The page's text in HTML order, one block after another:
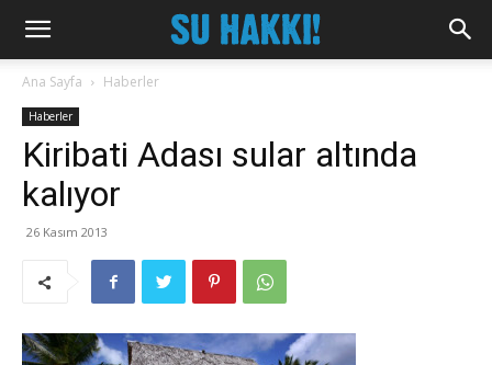
Ana Sayfa Haberler
Haberler
Kiribati Adası sular altında
kalıyor
26 Kasım 2013